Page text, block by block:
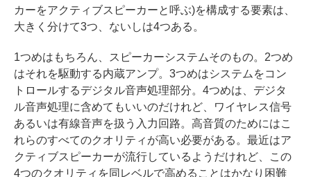
カーをアクティブスピーカーと呼ぶ)を構成する要素は、
大きく分けて3つ、ないしは4つある。
1つめはもちろん、スピーカーシステムそのもの。2つめ
はそれを駆動する内蔵アンプ。3つめはシステムをコン
トロールするデジタル音声処理部分。4つめは、デジタ
ル音声処理に含めてもいいのだけれど、ワイヤレス信号
あるいは有線音声を扱う入力回路。高音質のためにはこ
れらのすべてのクオリティが高い必要がある。最近はア
クティブスピーカーが流行しているようだけれど、この
4つのクオリティを同レベルで高めることはかなり困難